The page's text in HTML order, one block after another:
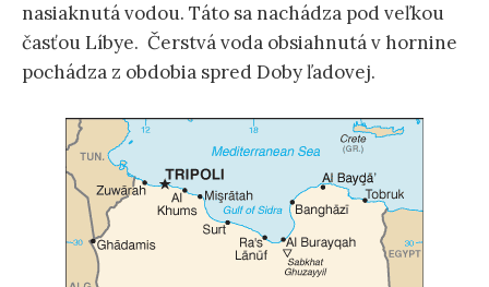
nasiaknutá vodou. Táto sa nachádza pod veľkou
časťou Líbye. Čerstvá voda obsiahnutá v hornine
pochádza z obdobia spred Doby ľadovej.